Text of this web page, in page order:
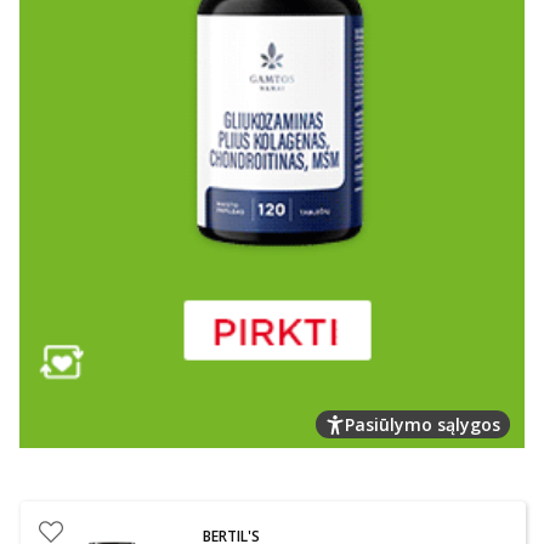
Pasiūlymo sąlygos
BERTIL'S